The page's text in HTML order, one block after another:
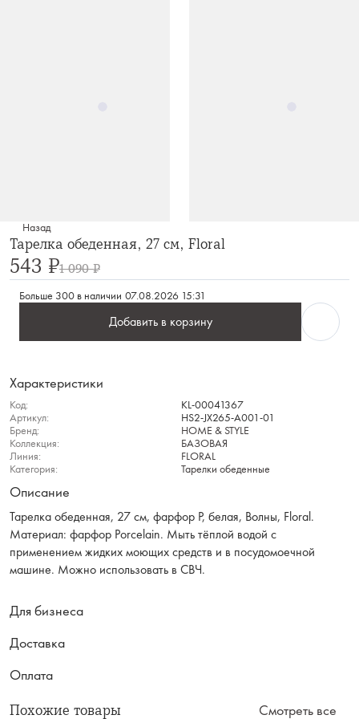
Назад
Тарелка обеденная, 27 см, Floral
543 ₽1 090 ₽
Больше 300 в наличии 07.08.2026 15:31
Добавить в корзину
Характеристики
Код:
KL-00041367
Артикул:
HS2-JX265-A001-01
Бренд:
HOME & STYLE
Коллекция:
БАЗОВАЯ
Линия:
FLORAL
Категория:
Тарелки обеденные
Описание
Тарелка обеденная, 27 см, фарфор P, белая, Волны, Floral.
Материал: фарфор Рorcelain. Мыть тёплой водой с
применением жидких моющих средств и в посудомоечной
машине. Можно использовать в СВЧ.
Для бизнеса
Доставка
Оплата
Похожие товары Смотреть все